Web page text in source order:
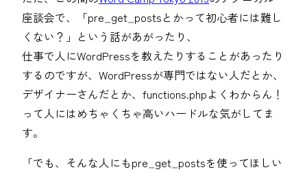
座談会で、「pre_get_postsとかって初心者には難し
くない？」という話があがったり、
仕事で人にWordPressを教えたりすることがあったり
するのですが、WordPressが専門ではない人だとか、
デザイナーさんだとか、functions.phpよくわからん！
って人にはめちゃくちゃ高いハードルな気がしてま
す。
「でも、そんな人にもpre_get_postsを使ってほしい